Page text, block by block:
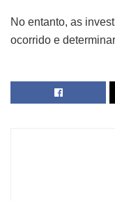
No entanto, as
ocorrido e